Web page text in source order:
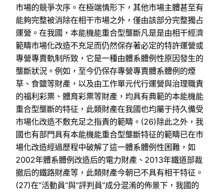
市場的競爭次序。在極端情形下，其他市場主體甚至有
能夠完整被消除在相干市場之外，僅由該部分完整獨占
運營。在我國，本能機能重合型壟斷凡是是由相干經濟
範疇市場化改造不充足而仍然保存著必定的特許運營或
專營專賣軌制所致，它是一種由體系體例性原因發生的
壟斷狀況。例如，至今仍保存專營專賣體系體例的煙
草、食鹽等財產，以及由工作單元代行運營與治理職責
的福利彩票、體育彩票等財產，均具有典範的本能機能
重合型壟斷的特征，此類財產在我國也均屬于持久備受
市場化改造不敷充足之指責的範疇。(26)除此之外，我
國也有部門具有本能機能重合型壟斷特征的範疇已在市
場化改造經過歷程中破解了這一體系體例性困難，如
2002年體系體例改造后的電力財產、2013年鐵道部裁
撤后的鐵路財產等，此類財產今朝已不具有相干特征。
(27)在“活動員”與“評判員”成分混淆的佈景下，我國的